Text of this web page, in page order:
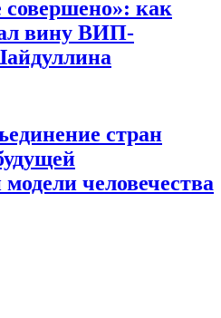
совершено»: как
вину ВИП-
стран
человечества